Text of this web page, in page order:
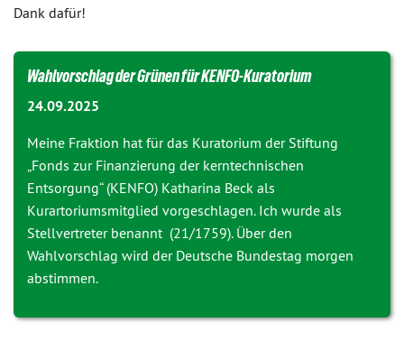
Dank dafür!
Wahlvorschlag der Grünen für KENFO-Kuratorium
24.09.2025
Meine Fraktion hat für das Kuratorium der Stiftung
„Fonds zur Finanzierung der kerntechnischen
Entsorgung“ (KENFO) Katharina Beck als
Kurartoriumsmitglied vorgeschlagen. Ich wurde als
Stellvertreter benannt (21/1759). Über den
Wahlvorschlag wird der Deutsche Bundestag morgen
abstimmen.